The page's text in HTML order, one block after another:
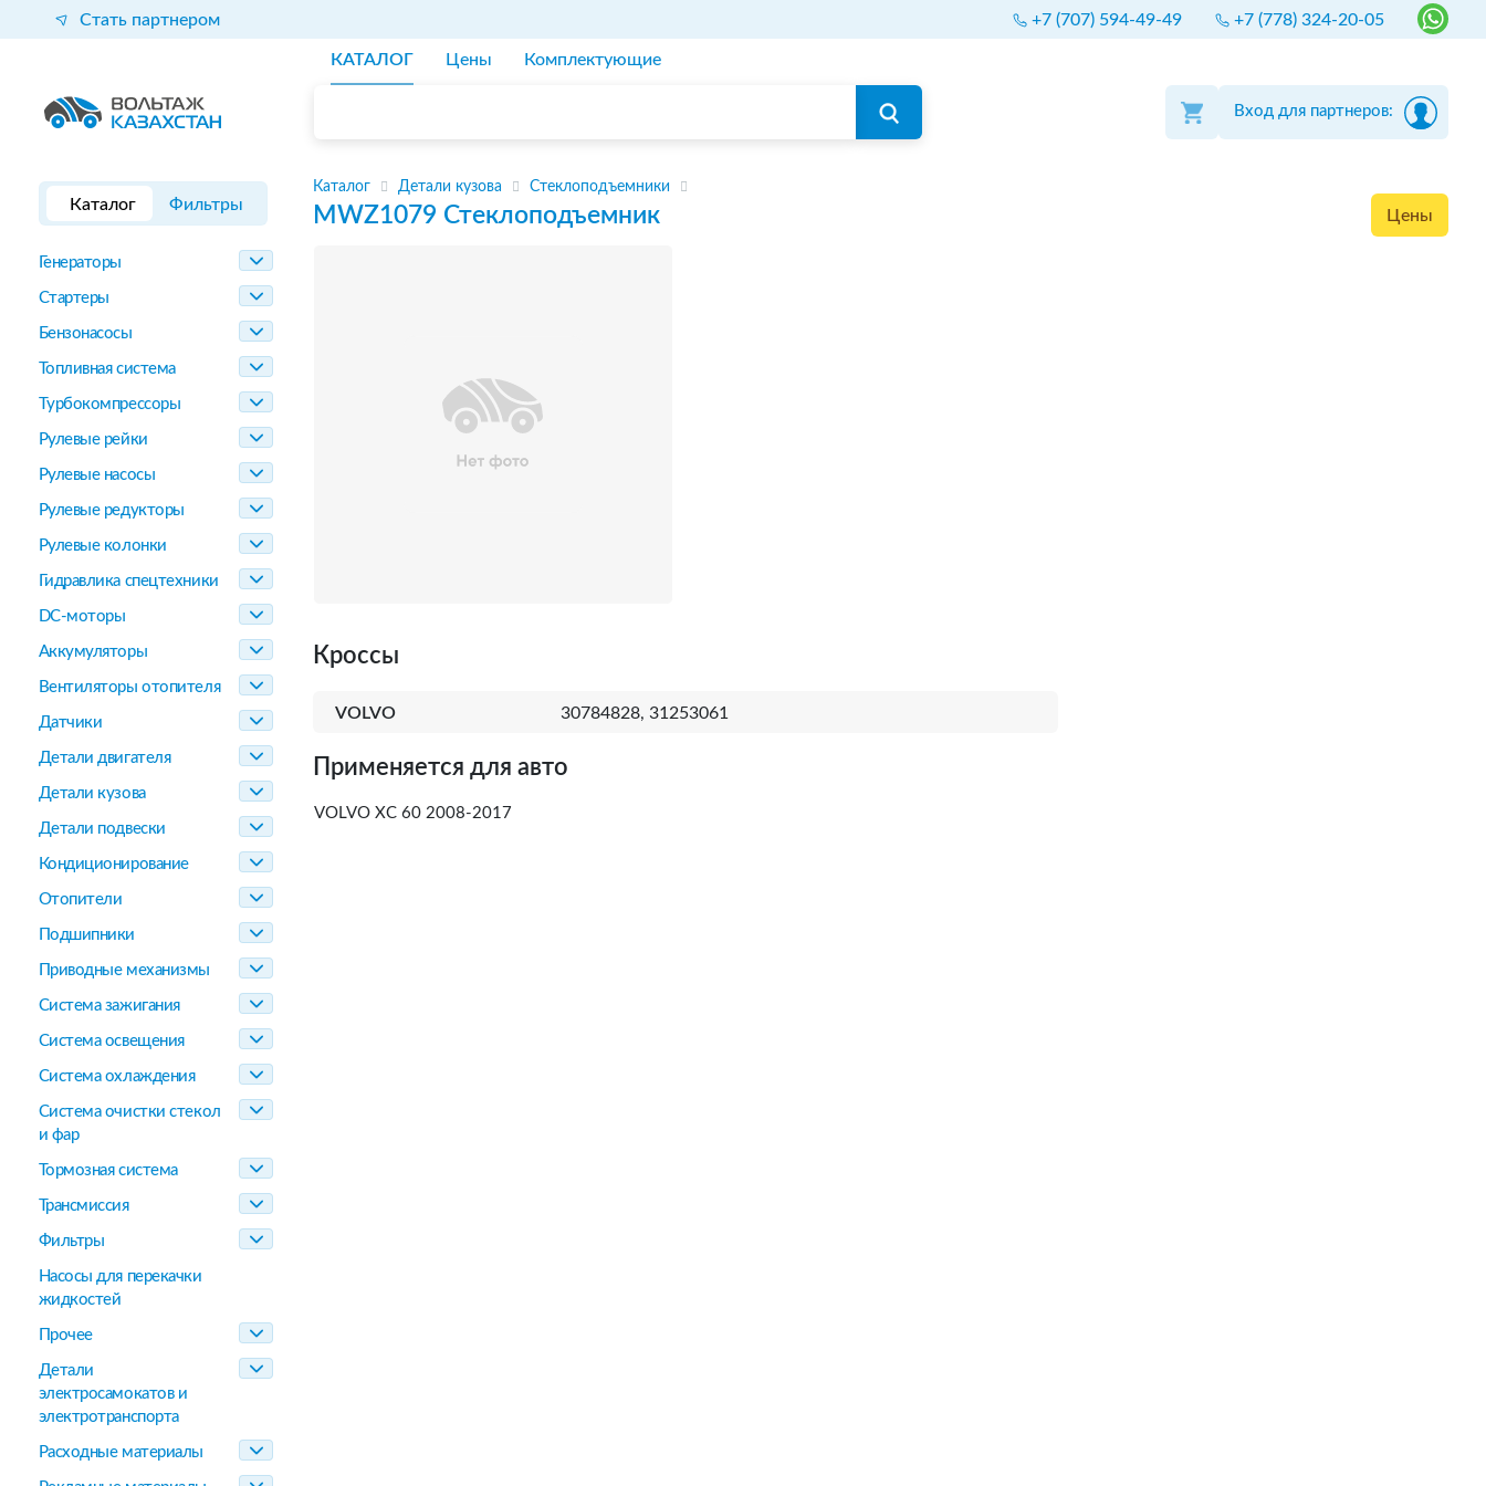
Стать партнером +7 (707) 594-49-49 +7 (778) 324-20-05
КАТАЛОГ Цены Комплектующие
Вход для партнеров:
Каталог Фильтры
Генераторы
Стартеры
Бензонасосы
Топливная система
Турбокомпрессоры
Рулевые рейки
Рулевые насосы
Рулевые редукторы
Рулевые колонки
Гидравлика спецтехники
DC-моторы
Аккумуляторы
Вентиляторы отопителя
Датчики
Детали двигателя
Детали кузова
Детали подвески
Кондиционирование
Отопители
Подшипники
Приводные механизмы
Система зажигания
Система освещения
Система охлаждения
Система очистки стекол
и фар
Тормозная система
Трансмиссия
Фильтры
Насосы для перекачки
жидкостей
Прочее
Детали
электросамокатов и
электротранспорта
Расходные материалы
Каталог Детали кузова Стеклоподъемники
MWZ1079 Стеклоподъемник Цены
Кроссы
VOLVO 30784828, 31253061
Применяется для авто
VOLVO XC 60 2008-2017